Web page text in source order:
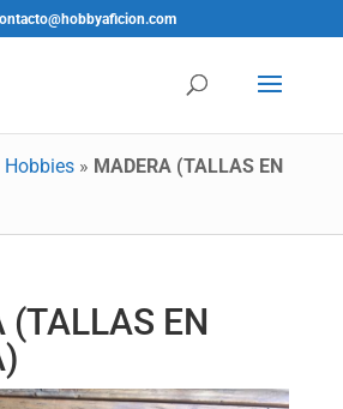
Hobbies» MADERA (TALLAS EN
(TALLAS EN